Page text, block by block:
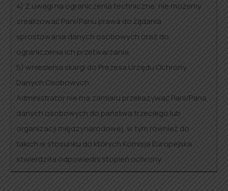
4) Z uwagi na ograniczenia techniczne, nie możemy
zrealizować Pani/Panu prawa do żądania
sprostowania danych osobowych oraz do
ograniczenia ich przetwarzania.
5) wniesienia skargi do Prezesa Urzędu Ochrony
Danych Osobowych.
Administrator nie ma zamiaru przekazywać Pani/Pana
danych osobowych do państwa trzeciego lub
organizacji międzynarodowej, w tym również do
takich w stosunku do których Komisja Europejska
stwierdziła odpowiedni stopień ochrony.